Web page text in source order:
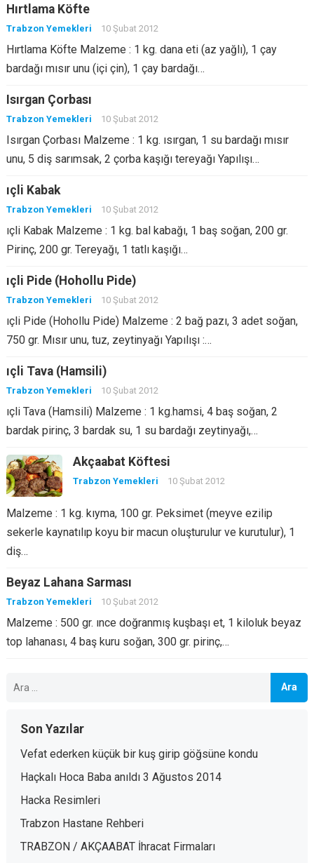
Hırtlama Köfte
Trabzon Yemekleri 10 Şubat 2012
Hırtlama Köfte Malzeme : 1 kg. dana eti (az yağlı), 1 çay
bardağı mısır unu (içi çin), 1 çay bardağı…
Isırgan Çorbası
Trabzon Yemekleri 10 Şubat 2012
Isırgan Çorbası Malzeme : 1 kg. ısırgan, 1 su bardağı mısır
unu, 5 diş sarımsak, 2 çorba kaşığı tereyağı Yapılışı…
ıçli Kabak
Trabzon Yemekleri 10 Şubat 2012
ıçli Kabak Malzeme : 1 kg. bal kabağı, 1 baş soğan, 200 gr.
Pirinç, 200 gr. Tereyağı, 1 tatlı kaşığı…
ıçli Pide (Hohollu Pide)
Trabzon Yemekleri 10 Şubat 2012
ıçli Pide (Hohollu Pide) Malzeme : 2 bağ pazı, 3 adet soğan,
750 gr. Mısır unu, tuz, zeytinyağı Yapılışı :…
ıçli Tava (Hamsili)
Trabzon Yemekleri 10 Şubat 2012
ıçli Tava (Hamsili) Malzeme : 1 kg.hamsi, 4 baş soğan, 2
bardak pirinç, 3 bardak su, 1 su bardağı zeytinyağı,…
Akçaabat Köftesi
Trabzon Yemekleri 10 Şubat 2012
Malzeme : 1 kg. kıyma, 100 gr. Peksimet (meyve ezilip
sekerle kaynatılıp koyu bir macun oluşturulur ve kurutulur), 1
diş…
Beyaz Lahana Sarması
Trabzon Yemekleri 10 Şubat 2012
Malzeme : 500 gr. ınce doğranmış kuşbaşı et, 1 kiloluk beyaz
top lahanası, 4 baş kuru soğan, 300 gr. pirinç,…
Son Yazılar
Vefat ederken küçük bir kuş girip göğsüne kondu
Haçkalı Hoca Baba anıldı 3 Ağustos 2014
Hacka Resimleri
Trabzon Hastane Rehberi
TRABZON / AKÇAABAT İhracat Firmaları